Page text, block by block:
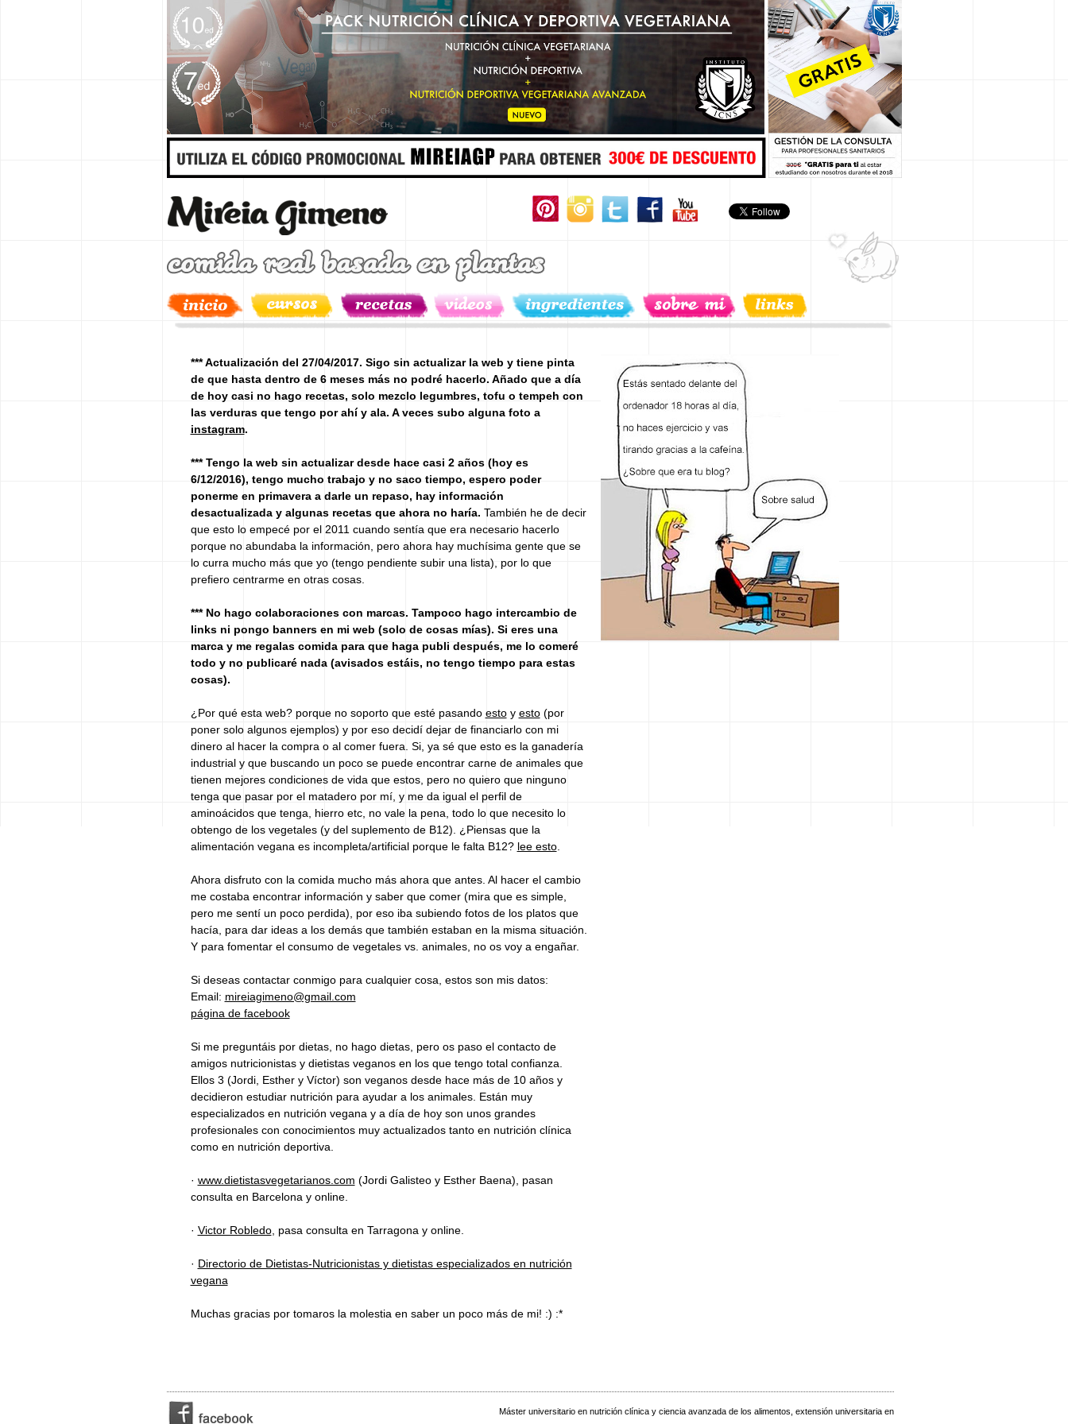
*** Actualización del 27/04/2017. Sigo sin actualizar la web y tiene pinta
de que hasta dentro de 6 meses más no podré hacerlo. Añado que a día
de hoy casi no hago recetas, solo mezclo legumbres, tofu o tempeh con
las verduras que tengo por ahí y ala. A veces subo alguna foto a
instagram.
*** Tengo la web sin actualizar desde hace casi 2 años (hoy es
6/12/2016), tengo mucho trabajo y no saco tiempo, espero poder
ponerme en primavera a darle un repaso, hay información
desactualizada y algunas recetas que ahora no haría. También he de decir
que esto lo empecé por el 2011 cuando sentía que era necesario hacerlo
porque no abundaba la información, pero ahora hay muchísima gente que se
lo curra mucho más que yo (tengo pendiente subir una lista), por lo que
prefiero centrarme en otras cosas.
*** No hago colaboraciones con marcas. Tampoco hago intercambio de
links ni pongo banners en mi web (solo de cosas mías). Si eres una
marca y me regalas comida para que haga publi después, me lo comeré
todo y no publicaré nada (avisados estáis, no tengo tiempo para estas
cosas).
¿Por qué esta web? porque no soporto que esté pasando estoy esto(por
poner solo algunos ejemplos) y por eso decidí dejar de financiarlo con mi
dinero al hacer la compra o al comer fuera. Si, ya sé que esto es la ganadería
industrial y que buscando un poco se puede encontrar carne de animales que
tienen mejores condiciones de vida que estos, pero no quiero que ninguno
tenga que pasar por el matadero por mí, y me da igual el perfil de
aminoácidos que tenga, hierro etc, no vale la pena, todo lo que necesito lo
obtengo de los vegetales (y del suplemento de B12). ¿Piensas que la
alimentación vegana es incompleta/artificial porque le falta B12? lee esto.
Ahora disfruto con la comida mucho más ahora que antes. Al hacer el cambio
me costaba encontrar información y saber que comer (mira que es simple,
pero me sentí un poco perdida), por eso iba subiendo fotos de los platos que
hacía, para dar ideas a los demás que también estaban en la misma situación.
Y para fomentar el consumo de vegetales vs. animales, no os voy a engañar.
Si deseas contactar conmigo para cualquier cosa, estos son mis datos:
Email: mireiagimeno@gmail.com
página de facebook
Si me preguntáis por dietas, no hago dietas, pero os paso el contacto de
amigos nutricionistas y dietistas veganos en los que tengo total confianza.
Ellos 3 (Jordi, Esther y Víctor) son veganos desde hace más de 10 años y
decidieron estudiar nutrición para ayudar a los animales. Están muy
especializados en nutrición vegana y a día de hoy son unos grandes
profesionales con conocimientos muy actualizados tanto en nutrición clínica
como en nutrición deportiva.
· www.dietistasvegetarianos.com (Jordi Galisteo y Esther Baena), pasan
consulta en Barcelona y online.
· Victor Robledo, pasa consulta en Tarragona y online.
· Directorio de Dietistas-Nutricionistas y dietistas especializados en nutrición
vegana
Muchas gracias por tomaros la molestia en saber un poco más de mi! :) :*
Máster universitario en nutrición clínica y ciencia avanzada de los alimentos, extensión universitaria en